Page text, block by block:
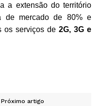
a extensão do território
de mercado de 80% e
os serviços de 2G, 3G e
Próximo artigo